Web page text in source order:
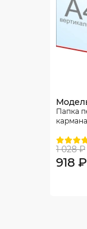
Папка
1 028 ₽
918 ₽